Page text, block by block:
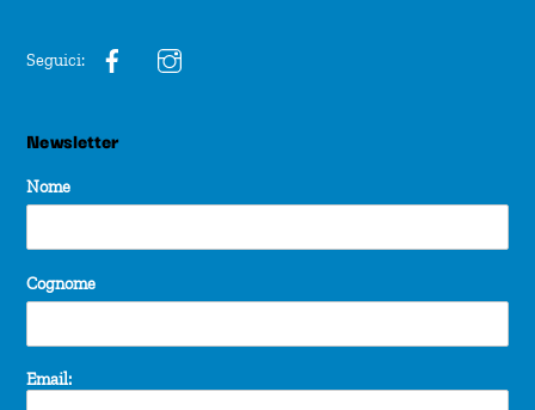
Seguici:
Newsletter
Nome
Cognome
Email: